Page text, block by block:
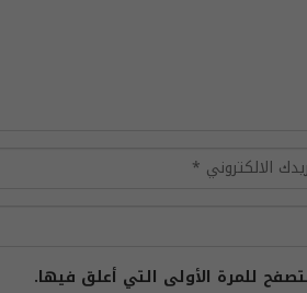
للمرة الأولى التي أعلق فيها.